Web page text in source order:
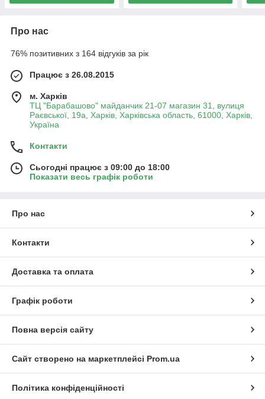
Про нас
76% позитивних з 164 відгуків за рік
Працює з 26.08.2015
м. Харків
ТЦ "Барабашово" майданчик 21-07 магазин 31, вулиця
Раєвської, 19а, Харків, Харківська область, 61000, Харків,
Україна
Контакти
Сьогодні працює з 09:00 до 18:00
Показати весь графік роботи
Про нас
Контакти
Доставка та оплата
Графік роботи
Повна версія сайту
Сайт створено на маркетплейсі Prom.ua
Політика конфіденційності